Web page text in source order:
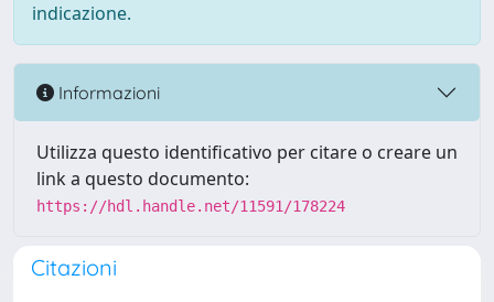
indicazione.
Informazioni
Utilizza questo identificativo per citare o creare un
link a questo documento:
https://hdl.handle.net/11591/178224
Citazioni